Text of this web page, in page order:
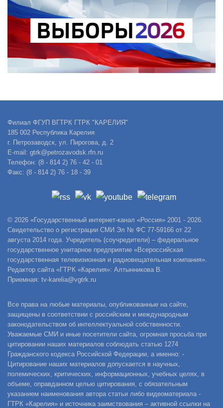
Филиал ФГУП ВГТРК ГТРК "КАРЕЛИЯ"
185 002 Республика Карелия
г. Петрозаводск, ул. Пирогова, д. 2
E-mail: gtrk@petrozavodsk.rfn.ru
Телефон: (8 - 814 2) 76 - 42 - 01
Факс: (8 - 814 2) 76 - 18 - 39
© 2026 «Государственный интернет-канал «Россия» 2001 - 2026.
Свидетельство о регистрации СМИ Эл № ФС 77-59166 от 22
августа 2014 года. Учредитель (соучредители) – федеральное
государственное унитарное предприятие «Всероссийская
государственная телевизионная и радиовещательная компания».
Редактор сайта «ГТРК «Карелия»: Алтынникова В.
Приемная: tv-karelia@vgtrk.ru
Все права на любые материалы, опубликованные на сайте,
защищены в соответствии с российским и международным
законодательством об интеллектуальной собственности.
Уважаемые СМИ и иные посетители сайта, огромная просьба при
цитировании наших материалов соблюдать статью 1274
Гражданского кодекса Российской Федерации, а именно: -
Цитирование наших материалов допускается в научных,
полемических, критических, информационных, учебных целях, в
объеме, оправданном целью цитирования, с обязательным
указанием наименования автора статьи либо видеоматериала -
ГТРК «Карелия» и источника заимствования – активной ссылки на